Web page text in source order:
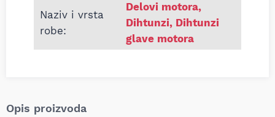
Naziv i vrsta
robe:
Delovi motora,
Dihtunzi, Dihtunzi
glave motora
Opis proizvoda